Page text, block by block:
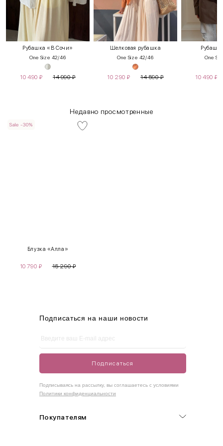
Рубашка «В Сочи»
One Size 42/46
10 490 ₽ 14 990₽
Шелковая рубашка
One Size 42/46
10 290 ₽ 14 590₽
One
10 490 ₽
Недавно просмотренные
Sale -30%
Блузка «Алла»
10 790 ₽ 15 290₽
42-44
42-50
Как правильно себя обмерить
Измеряется по самым выступающим точкам.
Покупателям
Подписаться на наши новости
Подписаться
Подписываясь на рассылку, вы соглашаетесь с условиями
Политики конфиденциальности